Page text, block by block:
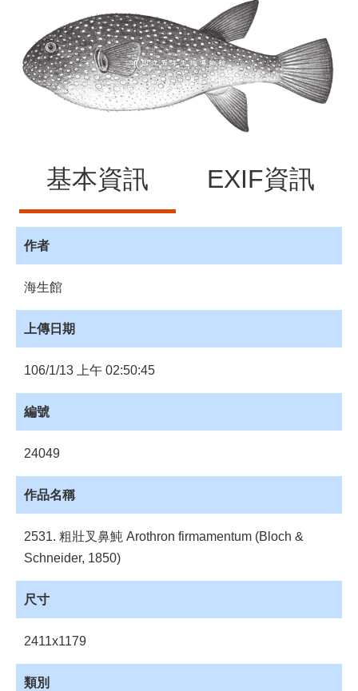
源
員
專
首
館
員
網
站
購
下
載
理
基本資訊 EXIF資訊
作者
海生館
上傳日期
106/1/13 上午 02:50:45
編號
24049
作品名稱
2531. 粗壯叉鼻魨 Arothron firmamentum (Bloch &
Schneider, 1850)
尺寸
2411x1179
類別